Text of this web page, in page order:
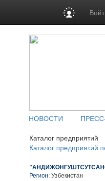
НОВОСТИ
Каталог предприятий
Каталог предприятий
Регион: Узбекистан